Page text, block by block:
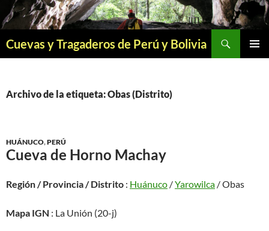
Saltar
al
Cuevas y Tragaderos de Perú y Bolivia
Archivo de la etiqueta: Obas (Distrito)
HUÁNUCO,PERÚ
Cueva de Horno Machay
Región / Provincia / Distrito : Huánuco /Yarowilca / Obas
Mapa IGN : La Unión (20-j)